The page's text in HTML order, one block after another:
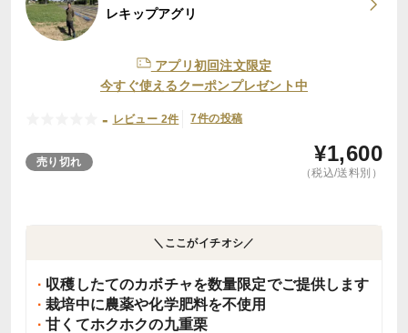
レキップアグリ
アプリ初回注文限定
今すぐ使えるクーポンプレゼント中
- レビュー 2件 7件の投稿
売り切れ ¥1,600
（税込/送料別）
＼ここがイチオシ／
収穫したてのカボチャを数量限定でご提供します
栽培中に農薬や化学肥料を不使用
甘くてホクホクの九重栗